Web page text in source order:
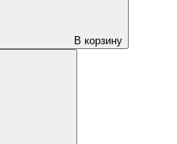
В корзину